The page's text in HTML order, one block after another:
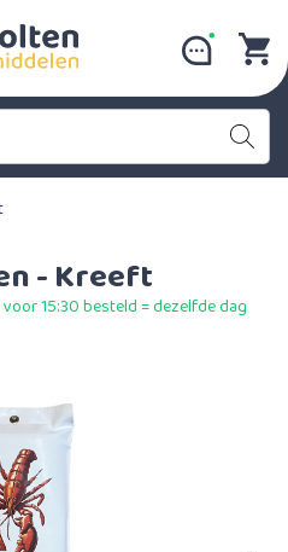
- Kreeft
15:30 besteld = dezelfde dag